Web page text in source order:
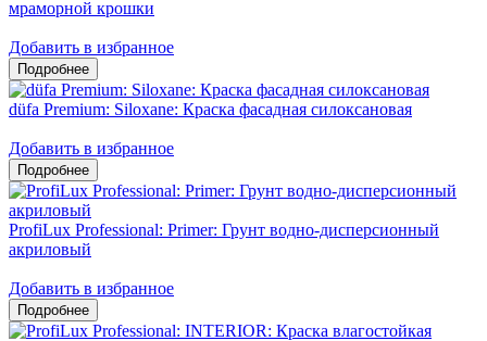
мраморной крошки
Добавить в избранное
düfa Premium: Siloxane: Краска фасадная силоксановая
Добавить в избранное
ProfiLux Professional: Primer: Грунт водно-дисперсионный
акриловый
Добавить в избранное